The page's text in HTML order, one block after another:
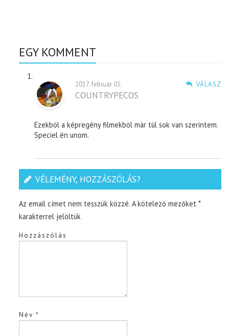
EGY KOMMENT
VÁLASZ
2017. február 05.
COUNTRYPECOS
Ezekböl a képregény filmekböl màr tùl sok van szerintem.
Speciel én unom.
VÉLEMÉNY, HOZZÁSZÓLÁS?
Az email címet nem tesszük közzé. A kötelező mezőket*
karakterrel jelöltük
Hozzászólás
Név*